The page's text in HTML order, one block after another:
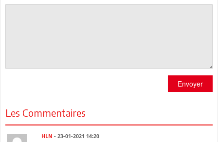
Envoyer
Les Commentaires
HLN - 23-01-2021 14:20